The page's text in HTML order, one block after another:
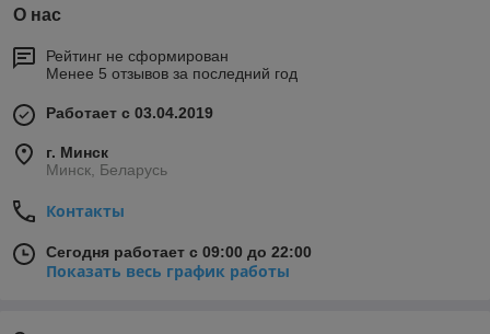
О нас
Рейтинг не сформирован
Менее 5 отзывов за последний год
Работает с 03.04.2019
г. Минск
Минск, Беларусь
Контакты
Сегодня работает с 09:00 до 22:00
Показать весь график работы